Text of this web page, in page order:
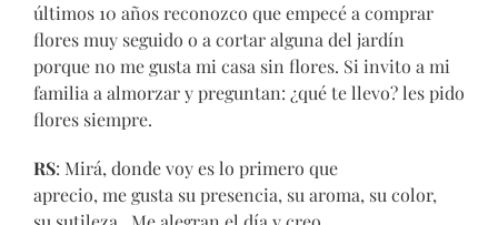
últimos 10 años reconozco que empecé a comprar
flores muy seguido o a cortar alguna del jardín
porque no me gusta mi casa sin flores. Si invito a mi
familia a almorzar y preguntan: ¿qué te llevo? les pido
flores siempre.
RS: Mirá, donde voy es lo primero que
aprecio, me gusta su presencia, su aroma, su color,